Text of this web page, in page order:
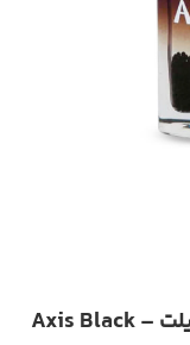
عطر مردانه اکسیس بلک کاویار ادوتویلت – Axis Black